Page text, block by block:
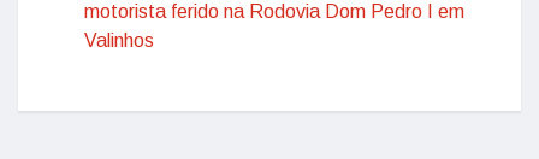
motorista ferido na Rodovia Dom Pedro I em
Valinhos